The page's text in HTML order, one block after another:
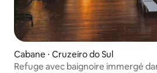
Cabane ⋅ Cruzeiro do Sul
Refuge avec baignoire immergé